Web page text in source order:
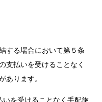
する場合において第５条
支払いを受けることなく
あります。
を受けることなく手配旅